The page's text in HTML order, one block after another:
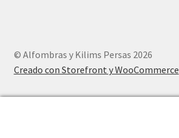
© Alfombras y Kilims Persas 2026
Creado con Storefront y WooCommerce